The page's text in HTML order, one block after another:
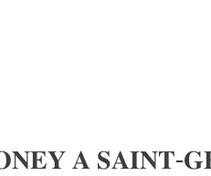
𝐀 𝐒𝐀𝐈𝐍𝐓-